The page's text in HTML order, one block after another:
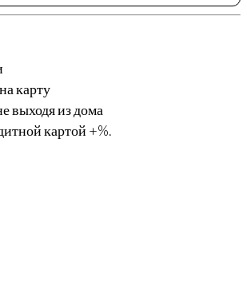
карту
выходя из дома
картой +%.